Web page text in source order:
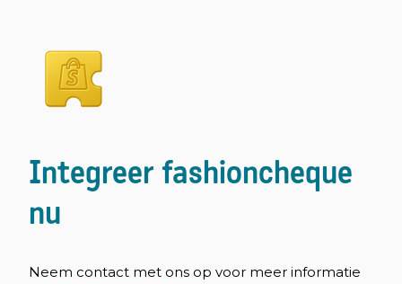
Integreer fashioncheque
nu
Neem contact met ons op voor meer informatie